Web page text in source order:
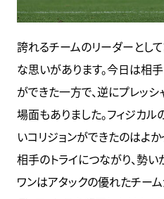
誇れるチームのリーダーとし
な思いがあります。今日は相
ができた一方で、逆にプレッ
場面もありました。フィジカ
いコリジョンができたのはよか
相手のトライにつながり、勢い
ワンはアタックの優れたチー